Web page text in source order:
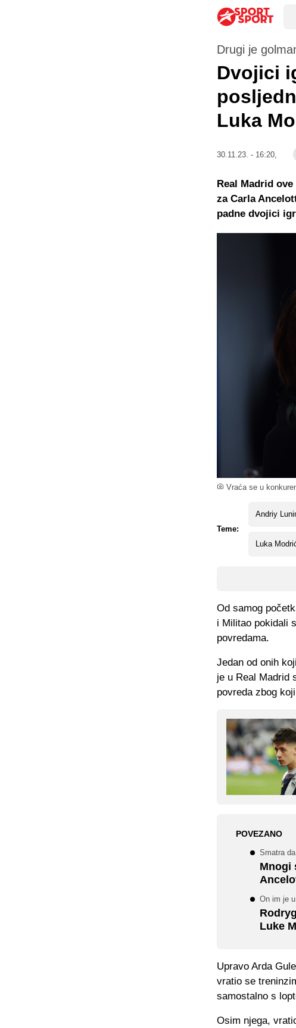
Vraća se u
Drugi je
Dvojici
Luka
30.11.23. - 16:20,
Teme:
Andriy
Luka
Real Madrid
za Carla
padne dvojici
Od samog
i Militao pokidali
povredama.
Jedan od onih
je u Real Madrid
povreda zbog
POVEZANO
Smatra
Mnogi
On im je
Luke
Upravo Arda
vratio se
samostalno s
Osim njega,